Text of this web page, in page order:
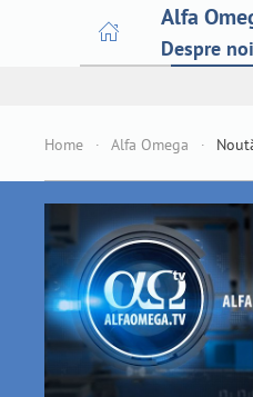
Alfa
Despre noi
Home Alfa Omega